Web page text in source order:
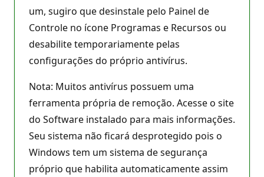
um, sugiro que desinstale pelo Painel de
Controle no ícone Programas e Recursos ou
desabilite temporariamente pelas
configurações do próprio antivírus.
Nota: Muitos antivírus possuem uma
ferramenta própria de remoção. Acesse o site
do Software instalado para mais informações.
Seu sistema não ficará desprotegido pois o
Windows tem um sistema de segurança
próprio que habilita automaticamente assim